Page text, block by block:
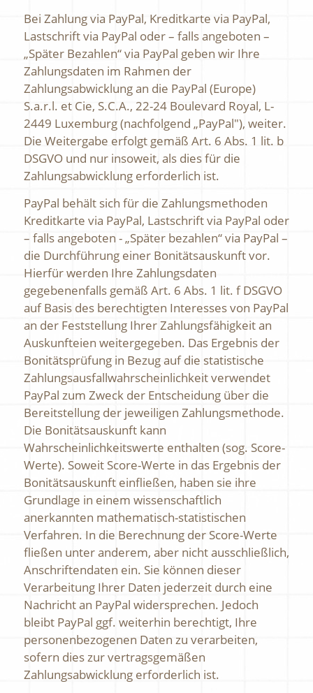
Bei Zahlung via PayPal, Kreditkarte via PayPal,
Lastschrift via PayPal oder – falls angeboten –
„Später Bezahlen“ via PayPal geben wir Ihre
Zahlungsdaten im Rahmen der
Zahlungsabwicklung an die PayPal (Europe)
S.a.r.l. et Cie, S.C.A., 22-24 Boulevard Royal, L-
2449 Luxemburg (nachfolgend „PayPal"), weiter.
Die Weitergabe erfolgt gemäß Art. 6 Abs. 1 lit. b
DSGVO und nur insoweit, als dies für die
Zahlungsabwicklung erforderlich ist.
PayPal behält sich für die Zahlungsmethoden
Kreditkarte via PayPal, Lastschrift via PayPal oder
– falls angeboten - „Später bezahlen“ via PayPal –
die Durchführung einer Bonitätsauskunft vor.
Hierfür werden Ihre Zahlungsdaten
gegebenenfalls gemäß Art. 6 Abs. 1 lit. f DSGVO
auf Basis des berechtigten Interesses von PayPal
an der Feststellung Ihrer Zahlungsfähigkeit an
Auskunfteien weitergegeben. Das Ergebnis der
Bonitätsprüfung in Bezug auf die statistische
Zahlungsausfallwahrscheinlichkeit verwendet
PayPal zum Zweck der Entscheidung über die
Bereitstellung der jeweiligen Zahlungsmethode.
Die Bonitätsauskunft kann
Wahrscheinlichkeitswerte enthalten (sog. Score-
Werte). Soweit Score-Werte in das Ergebnis der
Bonitätsauskunft einfließen, haben sie ihre
Grundlage in einem wissenschaftlich
anerkannten mathematisch-statistischen
Verfahren. In die Berechnung der Score-Werte
fließen unter anderem, aber nicht ausschließlich,
Anschriftendaten ein. Sie können dieser
Verarbeitung Ihrer Daten jederzeit durch eine
Nachricht an PayPal widersprechen. Jedoch
bleibt PayPal ggf. weiterhin berechtigt, Ihre
personenbezogenen Daten zu verarbeiten,
sofern dies zur vertragsgemäßen
Zahlungsabwicklung erforderlich ist.